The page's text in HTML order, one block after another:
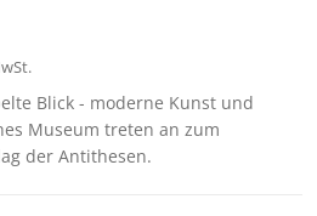
Blick - moderne Kunst und
Museum treten an zum
der Antithesen.